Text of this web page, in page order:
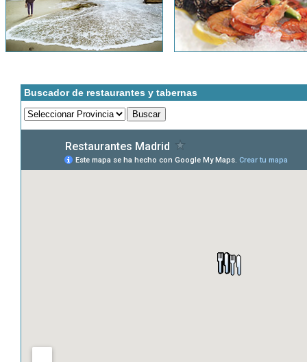
Buscador de restaurantes y tabernas